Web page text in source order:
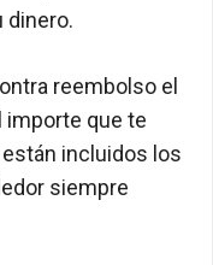
dinero.
reembolso el
importe que te
incluidos los
siempre